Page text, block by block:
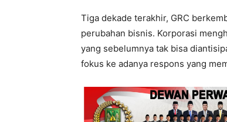
Tiga dekade terakhir, GRC
perubahan bisnis. Korporasi
yang sebelumnya tak bisa
fokus ke adanya respons yang